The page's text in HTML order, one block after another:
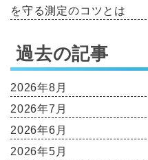
を守る測定のコツとは
過去の記事
2026年8月
2026年7月
2026年6月
2026年5月